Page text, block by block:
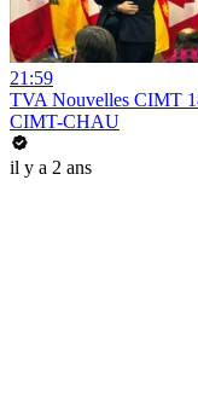
21:59
TVA Nouvelles CIMT
CIMT-CHAU
il y a 2 ans